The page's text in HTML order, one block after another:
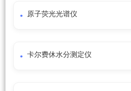
原子荧光光谱仪
卡尔费休水分测定仪